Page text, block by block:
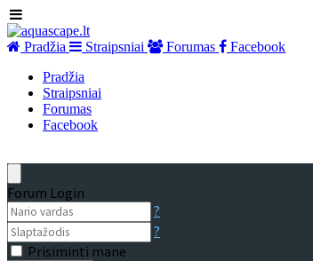
Pradžia Straipsniai Forumas
Facebook
Pradžia
Straipsniai
Forumas
Facebook
Forum Login
?
?
Prisiminti mane